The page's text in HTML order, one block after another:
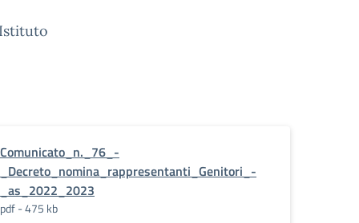
Comunicato_n._76_-
_Decreto_nomina_rappresentanti_Genitori_-
_as_2022_2023
pdf - 475 kb